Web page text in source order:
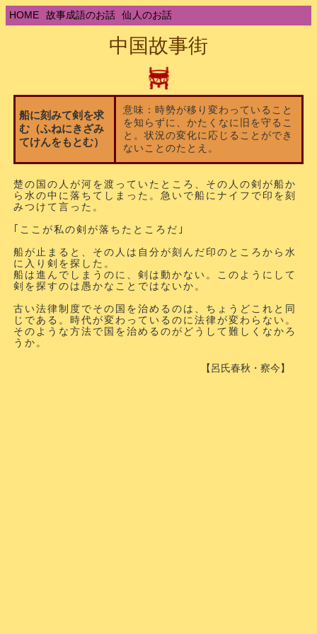
HOME 故事成語のお話 仙人のお話
中国故事街
船に刻みて剣を求
む（ふねにきざみ
てけんをもとむ）
意味：時勢が移り変わっていること
を知らずに、かたくなに旧を守るこ
と。状況の変化に応じることができ
ないことのたとえ。
楚の国の人が河を渡っていたところ、その人の剣が船か
ら水の中に落ちてしまった。急いで船にナイフで印を刻
みつけて言った。
｢ここが私の剣が落ちたところだ｣
船が止まると、その人は自分が刻んだ印のところから水
に入り剣を探した。
船は進んでしまうのに、剣は動かない。このようにして
剣を探すのは愚かなことではないか。
古い法律制度でその国を治めるのは、ちょうどこれと同
じである。時代が変わっているのに法律が変わらない。
そのような方法で国を治めるのがどうして難しくなかろ
うか。
【呂氏春秋・察今】